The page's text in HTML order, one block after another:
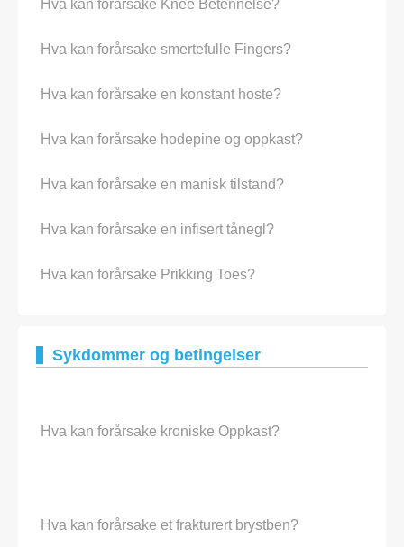
Hva kan forårsake Knee Betennelse?
Hva kan forårsake smertefulle Fingers?
Hva kan forårsake en konstant hoste?
Hva kan forårsake hodepine og oppkast?
Hva kan forårsake en manisk tilstand?
Hva kan forårsake en infisert tånegl?
Hva kan forårsake Prikking Toes?
Sykdommer og betingelser
Hva kan forårsake kroniske Oppkast?
Hva kan forårsake et frakturert brystben?